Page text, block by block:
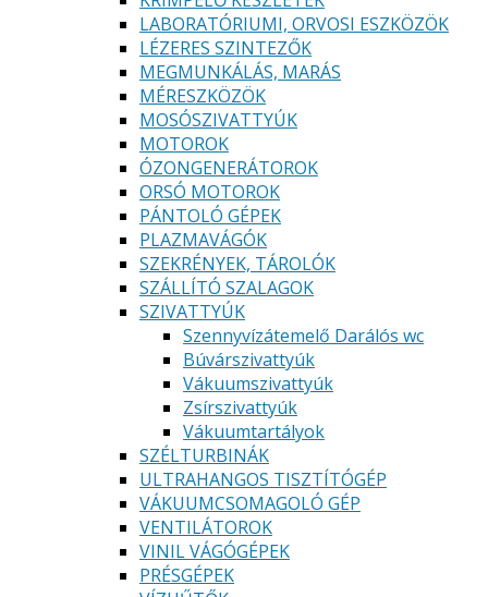
LABORATÓRIUMI, ORVOSI ESZKÖZÖK
LÉZERES SZINTEZŐK
MEGMUNKÁLÁS, MARÁS
MÉRESZKÖZÖK
MOSÓSZIVATTYÚK
MOTOROK
ÓZONGENERÁTOROK
ORSÓ MOTOROK
PÁNTOLÓ GÉPEK
PLAZMAVÁGÓK
SZEKRÉNYEK, TÁROLÓK
SZÁLLÍTÓ SZALAGOK
SZIVATTYÚK
Szennyvízátemelő Darálós wc
Búvárszivattyúk
Vákuumszivattyúk
Zsírszivattyúk
Vákuumtartályok
SZÉLTURBINÁK
ULTRAHANGOS TISZTÍTÓGÉP
VÁKUUMCSOMAGOLÓ GÉP
VENTILÁTOROK
VINIL VÁGÓGÉPEK
PRÉSGÉPEK